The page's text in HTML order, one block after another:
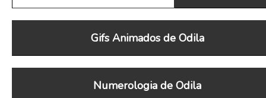
Gifs Animados de Odila
Numerologia de Odila